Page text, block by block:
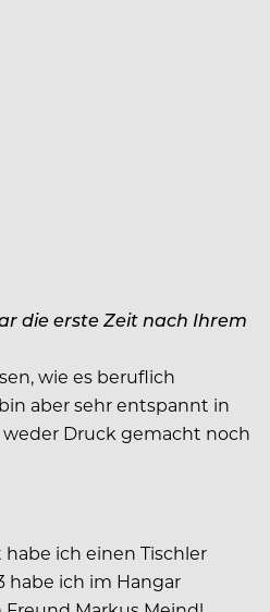
die erste Zeit nach Ihrem
wie es beruflich
aber sehr entspannt in
weder Druck gemacht noch
ich einen Tischler
habe ich im Hangar